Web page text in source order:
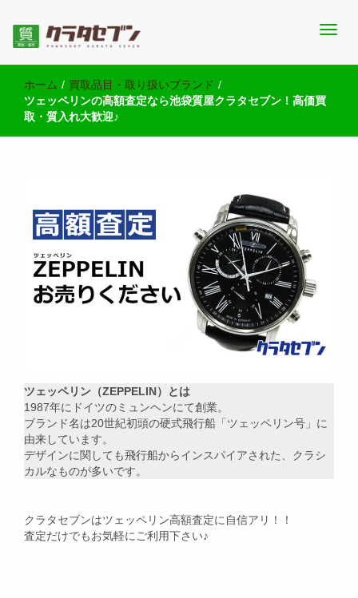
池袋の質屋クラタセブン 公式BLOG
績・販売商品情報や雑記をお届けします。
ホーム / 買取品目・取り扱いブランド /
ツェッペリンの高額査定なら池袋質屋クラタセブン！高価買
取・質入れ大歓迎♪
ツェッペリン（ZEPPELIN）とは
1987年にドイツのミュンヘンにて創業。
ブランド名は20世紀初頭の硬式飛行船「ツェッペリン号」に
由来しています。
デザインに関しても飛行船からインスパイアされた、クラシ
カルなものが多いです。
クラタセブンはツェッペリン高額査定に自信アリ！！
査定だけでもお気軽にご利用下さい♪